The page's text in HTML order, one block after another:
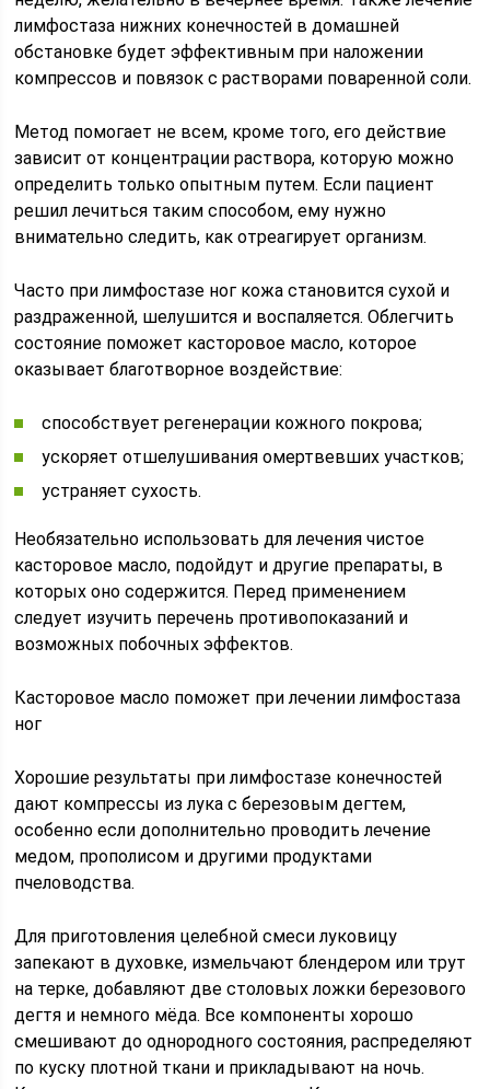
лимфостаза нижних конечностей в домашней
обстановке будет эффективным при наложении
компрессов и повязок с растворами поваренной соли.
Метод помогает не всем, кроме того, его действие
зависит от концентрации раствора, которую можно
определить только опытным путем. Если пациент
решил лечиться таким способом, ему нужно
внимательно следить, как отреагирует организм.
Часто при лимфостазе ног кожа становится сухой и
раздраженной, шелушится и воспаляется. Облегчить
состояние поможет касторовое масло, которое
оказывает благотворное воздействие:
способствует регенерации кожного покрова;
ускоряет отшелушивания омертвевших участков;
устраняет сухость.
Необязательно использовать для лечения чистое
касторовое масло, подойдут и другие препараты, в
которых оно содержится. Перед применением
следует изучить перечень противопоказаний и
возможных побочных эффектов.
Касторовое масло поможет при лечении лимфостаза
ног
Хорошие результаты при лимфостазе конечностей
дают компрессы из лука с березовым дегтем,
особенно если дополнительно проводить лечение
медом, прополисом и другими продуктами
пчеловодства.
Для приготовления целебной смеси луковицу
запекают в духовке, измельчают блендером или трут
на терке, добавляют две столовых ложки березового
дегтя и немного мёда. Все компоненты хорошо
смешивают до однородного состояния, распределяют
по куску плотной ткани и прикладывают на ночь.